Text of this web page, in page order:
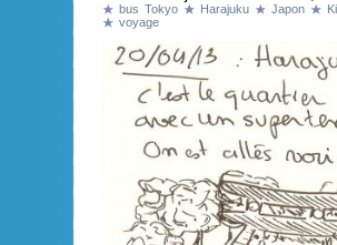
bus Tokyo Harajuku Japon
voyage